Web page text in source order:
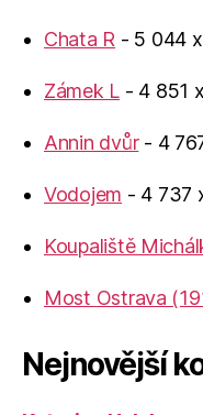
Chata R - 5 044 x
Zámek L - 4 851 x
Annin dvůr- 4
Vodojem - 4 737
Koupaliště
Most Ostrava
Nejnovější